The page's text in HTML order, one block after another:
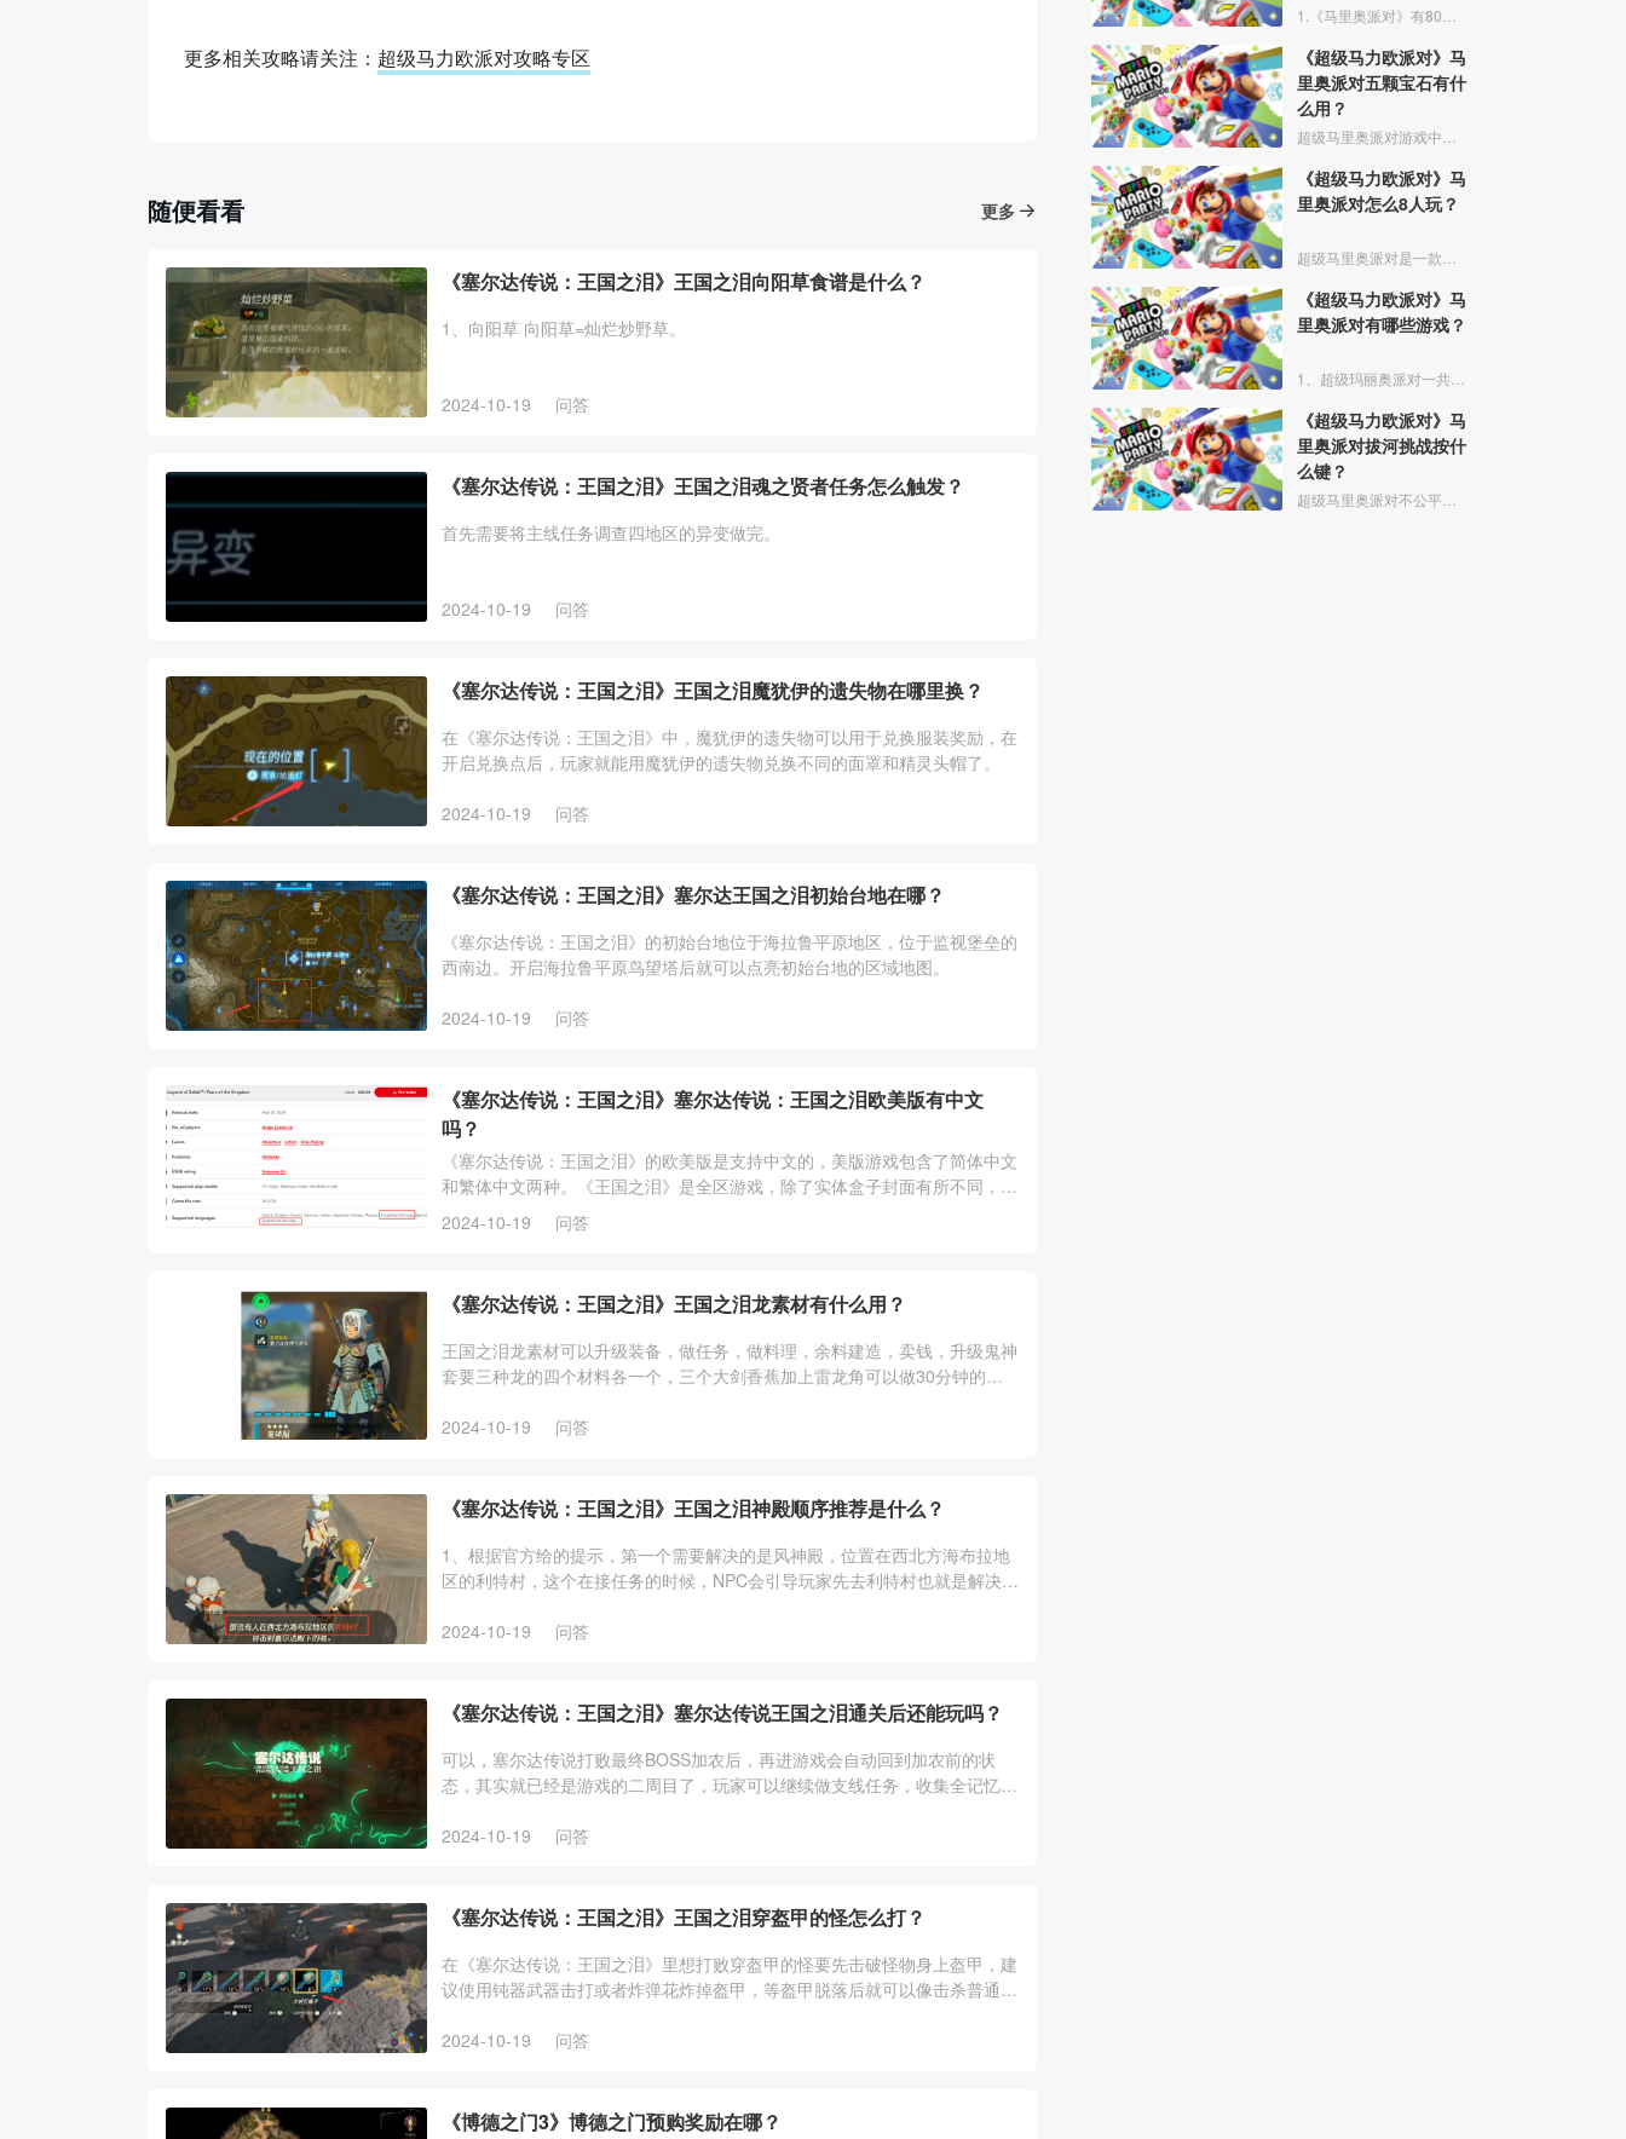
更多相关攻略请关注： 超级马力欧派对攻略专区
随便看看 更多
《塞尔达传说：王国之泪》王国之泪向阳草食谱是什么？
1、向阳草 向阳草=灿烂炒野草。
2024-10-19 问答
《塞尔达传说：王国之泪》王国之泪魂之贤者任务怎么触发？
首先需要将主线任务调查四地区的异变做完。
2024-10-19 问答
《塞尔达传说：王国之泪》王国之泪魔犹伊的遗失物在哪里换？
在《塞尔达传说：王国之泪》中，魔犹伊的遗失物可以用于兑换服装奖励，在
开启兑换点后，玩家就能用魔犹伊的遗失物兑换不同的面罩和精灵头帽了。
2024-10-19 问答
《塞尔达传说：王国之泪》塞尔达王国之泪初始台地在哪？
《塞尔达传说：王国之泪》的初始台地位于海拉鲁平原地区，位于监视堡垒的
西南边。开启海拉鲁平原鸟望塔后就可以点亮初始台地的区域地图。
2024-10-19 问答
《塞尔达传说：王国之泪》塞尔达传说：王国之泪欧美版有中文
吗？
《塞尔达传说：王国之泪》的欧美版是支持中文的，美版游戏包含了简体中文
和繁体中文两种。《王国之泪》是全区游戏，除了实体盒子封面有所不同，游
戏内容都是一样的，任意版本都支持中文。
2024-10-19 问答
《塞尔达传说：王国之泪》王国之泪龙素材有什么用？
王国之泪龙素材可以升级装备，做任务，做料理，余料建造，卖钱，升级鬼神
套要三种龙的四个材料各一个，三个大剑香蕉加上雷龙角可以做30分钟的三
2024-10-19
问答
《塞尔达传说：王国之泪》王国之泪神殿顺序推荐是什么？
1、根据官方给的提示，第一个需要解决的是风神殿，位置在西北方海布拉地
区的利特村，这个在接任务的时候，NPC会引导玩家先去利特村也就是解决风
2024-10-19
问答
《塞尔达传说：王国之泪》塞尔达传说王国之泪通关后还能玩吗？
可以，塞尔达传说打败最终BOSS加农后，再进游戏会自动回到加农前的状
态，其实就已经是游戏的二周目了，玩家可以继续做支线任务，收集全记忆、
2024-10-19
问答
《塞尔达传说：王国之泪》王国之泪穿盔甲的怪怎么打？
在《塞尔达传说：王国之泪》里想打败穿盔甲的怪要先击破怪物身上盔甲，建
议使用钝器武器击打或者炸弹花炸掉盔甲，等盔甲脱落后就可以像击杀普通怪
2024-10-19
问答
《博德之门3》博德之门预购奖励在哪？
《超级马力欧派对》马
里奥派对五颗宝石有什
么用？
《超级马力欧派对》马
里奥派对怎么8人玩？
《超级马力欧派对》马
里奥派对有哪些游戏？
《超级马力欧派对》马
里奥派对拔河挑战按什
么键？